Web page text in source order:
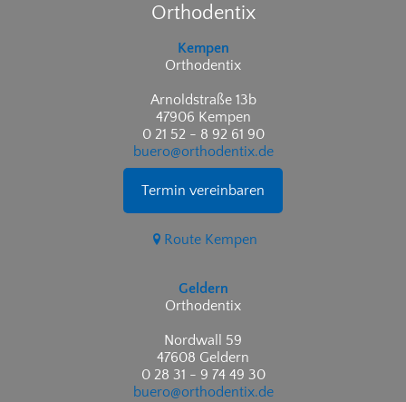
Orthodentix
Kempen
Orthodentix
Arnoldstraße 13b
47906 Kempen
0 21 52 - 8 92 61 90
buero@orthodentix.de
Termin vereinbaren
Route Kempen
Geldern
Orthodentix
Nordwall 59
47608 Geldern
0 28 31 - 9 74 49 30
buero@orthodentix.de